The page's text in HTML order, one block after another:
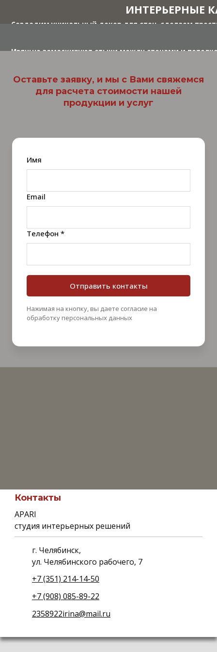
Можно встроить светодиодную подсветку,
ИНТЕРЬЕРНЫЕ
Создадим уникальный декор для стен, сделаем
Изящно замаскируют стыки между стенами и
Оставьте заявку, и мы с Вами свяжемся
для расчета стоимости нашей
продукции и услуг
Имя
Email
Телефон *
Отправить контакты
Нажимая на кнопку, вы даете согласие на
обработку персональных данных
Контакты
APARI
студия интерьерных решений
г. Челябинск,
ул. Челябинского рабочего, 7
+7 (351) 214-14-50
+7 (908) 085-89-22
2358922irina@mail.ru